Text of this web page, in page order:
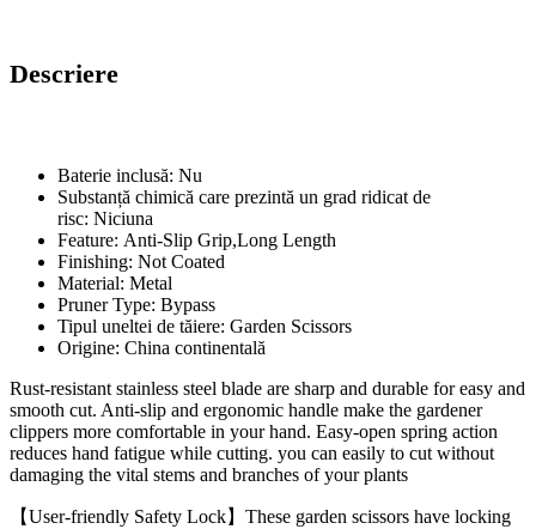
Descriere
Baterie inclusă: Nu
Substanță chimică care prezintă un grad ridicat de
risc: Niciuna
Feature: Anti-Slip Grip,Long Length
Finishing: Not Coated
Material: Metal
Pruner Type: Bypass
Tipul uneltei de tăiere: Garden Scissors
Origine: China continentală
Rust-resistant stainless steel blade are sharp and durable for easy and
smooth cut. Anti-slip and ergonomic handle make the gardener
clippers more comfortable in your hand. Easy-open spring action
reduces hand fatigue while cutting. you can easily to cut without
damaging the vital stems and branches of your plants
【User-friendly Safety Lock】These garden scissors have locking